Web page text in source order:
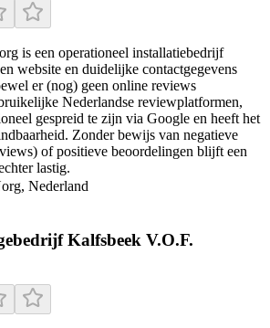
is een operationeel installatiebedrijf
website en duidelijke contactgegevens
er (nog) geen online reviews
Nederlandse reviewplatformen,
gespreid te zijn via Google en heeft het
Zonder bewijs van negatieve
of positieve beoordelingen blijft een
lastig.
Nederland
Kalfsbeek V.O.F.